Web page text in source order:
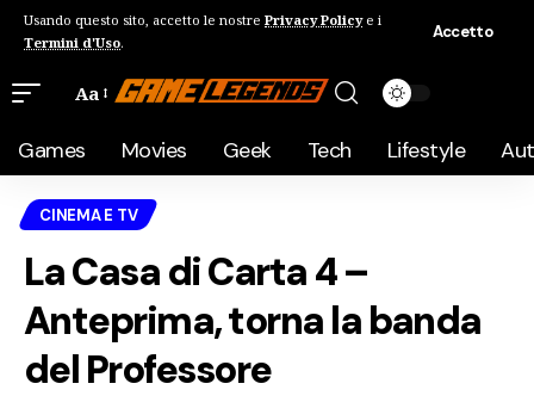
Usando questo sito, accetto le nostre Privacy Policye i
Termini d'Uso.
Accetto
Aa
Games Movies Geek Tech Lifestyle
CINEMA E TV
La Casa di Carta 4 –
Anteprima, torna la banda
del Professore